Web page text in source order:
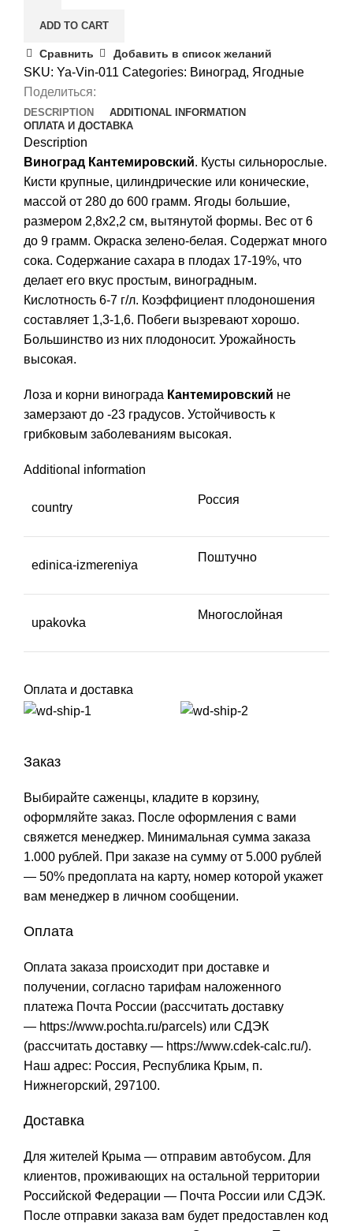
ADD TO CART
Сравнить Добавить в список желаний
SKU: Ya-Vin-011 Categories: Виноград, Ягодные
Поделиться:
DESCRIPTION
ADDITIONAL INFORMATION
ОПЛАТА И ДОСТАВКА
Description
Виноград Кантемировский. Кусты сильнорослые.
Кисти крупные, цилиндрические или конические,
массой от 280 до 600 грамм. Ягоды большие,
размером 2,8х2,2 см, вытянутой формы. Вес от 6
до 9 грамм. Окраска зелено-белая. Содержат много
сока. Содержание сахара в плодах 17-19%, что
делает его вкус простым, виноградным.
Кислотность 6-7 г/л. Коэффициент плодоношения
составляет 1,3-1,6. Побеги вызревают хорошо.
Большинство из них плодоносит. Урожайность
высокая.
Лоза и корни винограда Кантемировский не
замерзают до -23 градусов. Устойчивость к
грибковым заболеваниям высокая.
Additional information
country
Россия
edinica-izmereniya
Поштучно
upakovka
Многослойная
Оплата и доставка
Заказ
Выбирайте саженцы, кладите в корзину,
оформляйте заказ. После оформления с вами
свяжется менеджер. Минимальная сумма заказа
1.000 рублей. При заказе на сумму от 5.000 рублей
— 50% предоплата на карту, номер которой укажет
вам менеджер в личном сообщении.
Оплата
Оплата заказа происходит при доставке и
получении, согласно тарифам наложенного
платежа Почта России (рассчитать доставку
— https://www.pochta.ru/parcels) или СДЭК
(рассчитать доставку — https://www.cdek-calc.ru/).
Наш адрес: Россия, Республика Крым, п.
Нижнегорский, 297100.
Доставка
Для жителей Крыма — отправим автобусом. Для
клиентов, проживающих на остальной территории
Российской Федерации — Почта России или СДЭК.
После отправки заказа вам будет предоставлен код